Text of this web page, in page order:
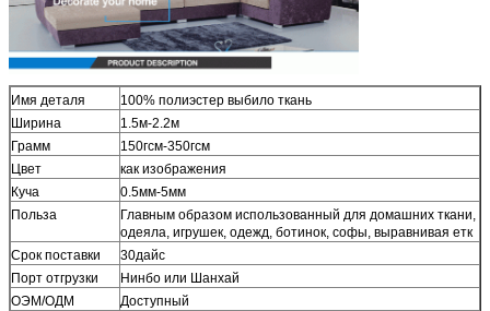
Имя деталя
100% полиэстер выбило ткань
Ширина
1.5м-2.2м
Грамм
150гсм-350гсм
Цвет
как изображения
Куча
0.5мм-5мм
Польза
Главным образом использованный для домашних ткани,
одеяла, игрушек, одежд, ботинок, софы, выравнивая етк
Срок поставки
30дайс
Порт отгрузки
Нинбо или Шанхай
ОЭМ/ОДМ
Доступный